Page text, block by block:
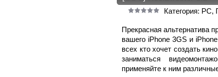
Категория:
Прекрасная альтернатива
вашего iPhone 3GS и
всех кто хочет создать
заниматься
применяйте к ним